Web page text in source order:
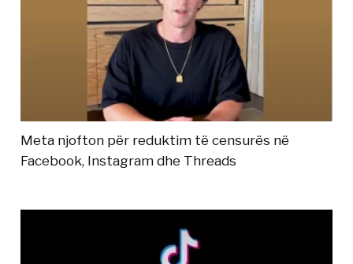
Meta njofton për reduktim të censurës në
Facebook, Instagram dhe Threads